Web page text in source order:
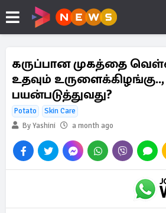
கருப்பான முகத்தை
உதவும் உருளைக்கிழங்கு..,
பயன்படுத்துவது?
Potato
Skin Care
By Yashini
a month ago